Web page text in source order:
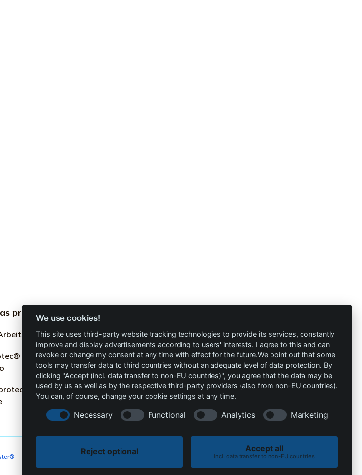
profesionales
GmbH
Solo trabaja
– Tienda
Marketing
Términos y condiciones
Privacidad
Impresión
info@die-
schutzprofis.de
+49 (511) 679997-97
Wohlenbergstraße 6
30179 Hannover
Alemania
Política de cookies Política de privacidad
We use cookies!
This site uses third-party website tracking technologies to provide its services, constantly
improve and display advertisements according to users' interests. I agree to this and can
revoke or change my consent at any time with effect for the future.We point out that some
tools may transfer data to third countries without an adequate level of data protection. By
clicking "Accept (incl. data transfer to non-EU countries)", you agree that the data may be
used by us as well as by the respective third-party providers (also from non-EU countries).
You can, of course, change your cookie settings at any time.
Necessary Functional Analytics Marketing
Reject optional Accept all
incl. data transfer to non-EU countries